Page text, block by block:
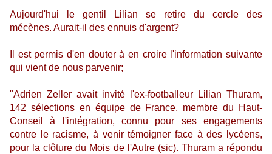
Aujourd'hui le gentil Lilian se retire du cercle des
mécènes. Aurait-il des ennuis d'argent?
Il est permis d'en douter à en croire l'information suivante
qui vient de nous parvenir;
"Adrien Zeller avait invité l'ex-footballeur Lilian Thuram,
142 sélections en équipe de France, membre du Haut-
Conseil à l'intégration, connu pour ses engagements
contre le racisme, à venir témoigner face à des lycéens,
pour la clôture du Mois de l'Autre (sic). Thuram a répondu